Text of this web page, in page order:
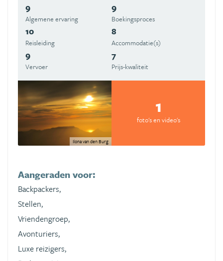
9
Algemene ervaring
9
Boekingsproces
10
Reisleiding
8
Accommodatie(s)
9
Vervoer
7
Prijs-kwaliteit
Ilona van den Burg
1
foto's en video's
Aangeraden voor:
Backpackers,
Stellen,
Vriendengroep,
Avonturiers,
Luxe reizigers,